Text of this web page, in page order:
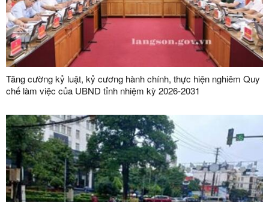
Tăng cường kỷ luật, kỷ cương hành chính, thực hiện nghiêm Quy
chế làm việc của UBND tỉnh nhiệm kỳ 2026-2031